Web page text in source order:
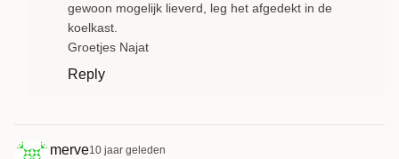
gewoon mogelijk lieverd, leg het afgedekt in de
koelkast.
Groetjes Najat
Reply
merve10 jaar geleden